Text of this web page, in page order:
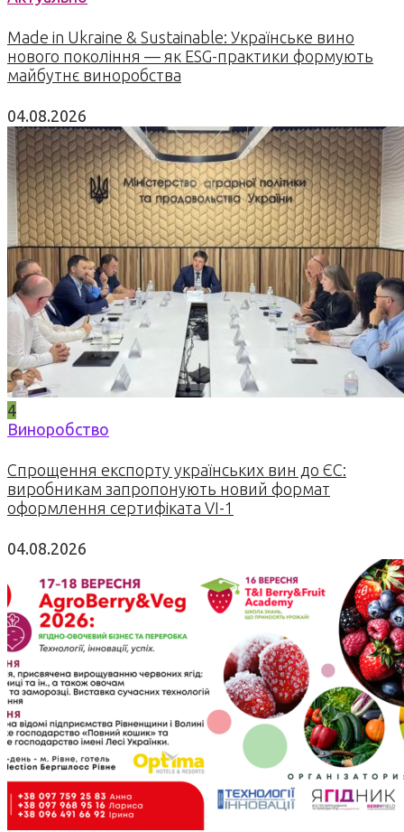
Made in Ukraine & Sustainable: Українське вино
нового покоління — як ESG-практики формують
майбутнє виноробства
04.08.2026
4
Виноробство
Спрощення експорту українських вин до ЄС:
виробникам запропонують новий формат
оформлення сертифіката VI-1
04.08.2026